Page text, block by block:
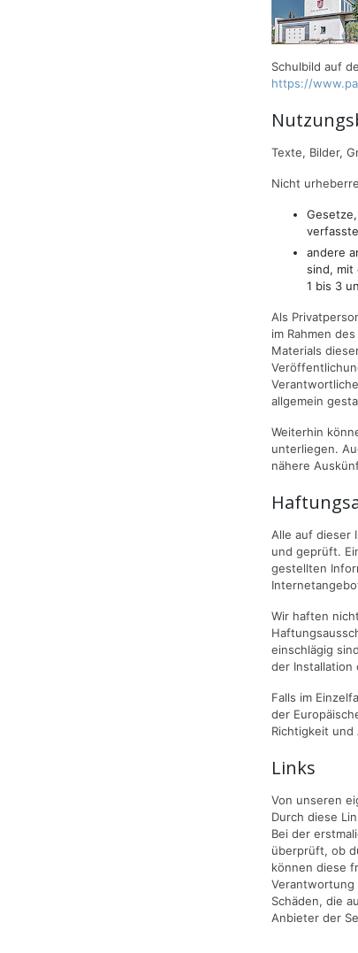
Schulbild auf
https://
Texte, Bilder,
Nicht
andere
sind, mit
1 bis 3
Als
im Rahmen
Materials
allgemein
Weiterhin
unterliegen.
nähere
Alle auf dieser
und geprüft.
gestellten
Wir haften
einschlägig
der Installation
Falls im
der
Richtigkeit
Links
Von unseren
Durch diese
Bei der
überprüft, ob
können diese
Verantwortung
Schäden, die
Anbieter der